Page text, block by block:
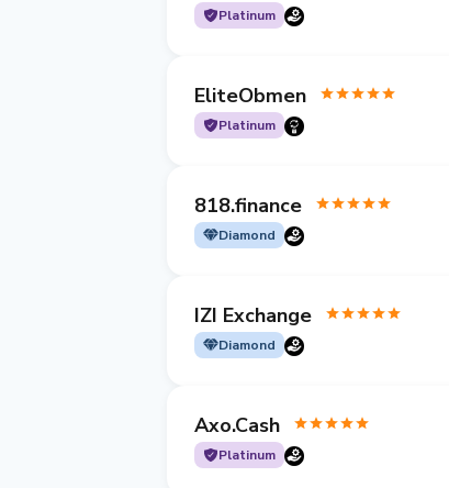
Platinum
EliteObmen
Platinum
818.finance
Diamond
IZI Exchange
Diamond
Axo.Cash
Platinum